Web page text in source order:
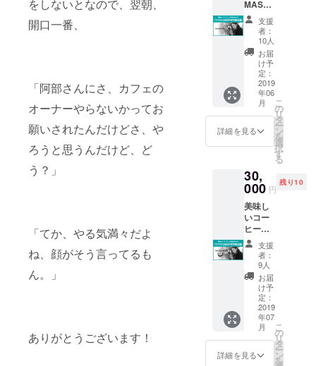
をしないとなので、翌朝、
開口一番、
「阿部さんにさ、カフェの
オーナーやらないかってお
願いされたんだけどさ、や
ろうと思うんだけど、ど
う？」
「てか、やる気満々だよ
ね、顔がそう言ってるも
ん。」
ありがとうございます！
望の場
合、備
考欄に
お書き
くださ
い。
期限は
２０１
９年末
までと
させて
いただ
きま
す。
パー
カーの
りも
オープ
９年末
までと
させて
いただ
きま
す。 送
付ご希
望の場
合、備
考欄に
お書き
くださ
い。
月１日
⑥９月
２日〜
９月８
日 ⑦９
月〜９
月１５
日 ⑧９
月１６
日〜９
日 ⑨９
月２３
日 注：
どの期
間で言
葉を入
れるか
はこち
らで判
断させ
ていた
だきま
す。
現地
ポート
ランド
でしか
手に入
らないT
シャツ
キャッ
プなど
のアパ
レル、
カップ
などの
雑貨類
を予定
してお
りま
す。
イカッ
プ」は
お店で
大切に
保管さ
せてい
ただき
ます。
どうぞ
特別な
ひと時
を。
MASH
の対談
企画
「Beau
tiful
Days」
てから
親交が
ある二
人だか
らこそ
話せる
ことが
普段ラ
ジオや
メディ
アでは
決して
聴くこ
との出
来ない
血の
通った
会話、
そして
言葉の
キャッ
チボー
ル。 映
画から
支援
者：
10人
お届
け予
定：
2019
年06
月
詳細を見る
こ
の
リ
タ
ー
ン
を
選
択
す
る
30,
000 円
残り10
美味し
いコー
ヒーを
飲みな
がら、
コバタ
クと
MASH
の対談
企画
「Beau
tiful
Days」
第２
支援
者：
9人
お届
け予
定：
2019
年07
月
詳細を見る
こ
の
リ
タ
ー
ン
を